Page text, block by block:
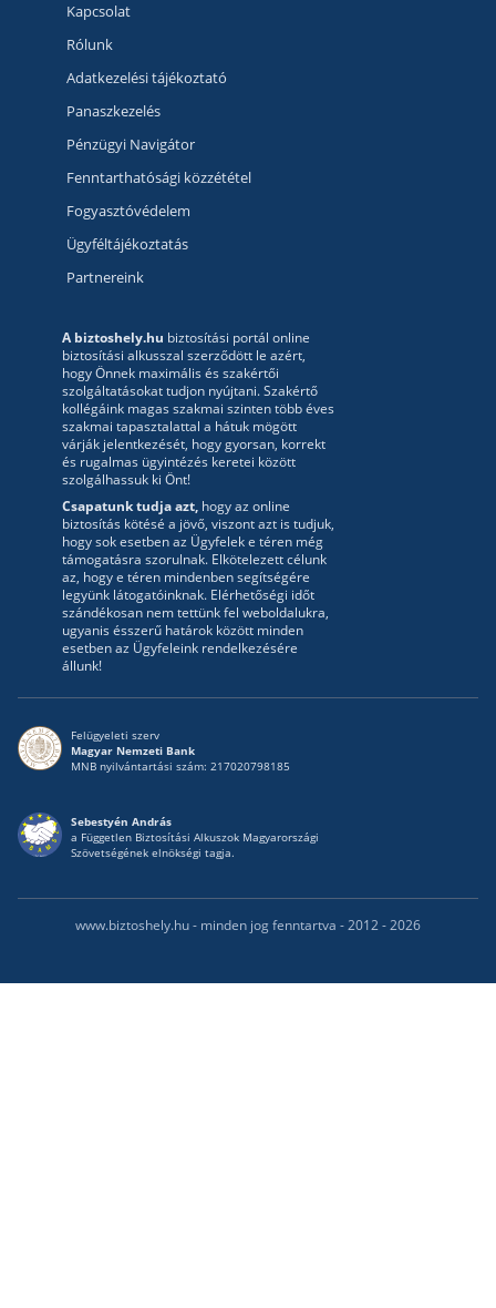
Kapcsolat
Rólunk
Adatkezelési tájékoztató
Panaszkezelés
Pénzügyi Navigátor
Fenntarthatósági közzététel
Fogyasztóvédelem
Ügyféltájékoztatás
Partnereink
A biztoshely.hu biztosítási portál online
biztosítási alkusszal szerződött le azért,
hogy Önnek maximális és szakértői
szolgáltatásokat tudjon nyújtani. Szakértő
kollégáink magas szakmai szinten több éves
szakmai tapasztalattal a hátuk mögött
várják jelentkezését, hogy gyorsan, korrekt
és rugalmas ügyintézés keretei között
szolgálhassuk ki Önt!
Csapatunk tudja azt, hogy az online
biztosítás kötésé a jövő, viszont azt is tudjuk,
hogy sok esetben az Ügyfelek e téren még
támogatásra szorulnak. Elkötelezett célunk
az, hogy e téren mindenben segítségére
legyünk látogatóinknak. Elérhetőségi időt
szándékosan nem tettünk fel weboldalukra,
ugyanis ésszerű határok között minden
esetben az Ügyfeleink rendelkezésére
állunk!
Felügyeleti szerv
Magyar Nemzeti Bank
MNB nyilvántartási szám: 217020798185
Sebestyén András
a Független Biztosítási Alkuszok Magyarországi
Szövetségének elnökségi tagja.
www.biztoshely.hu - minden jog fenntartva - 2012 - 2026